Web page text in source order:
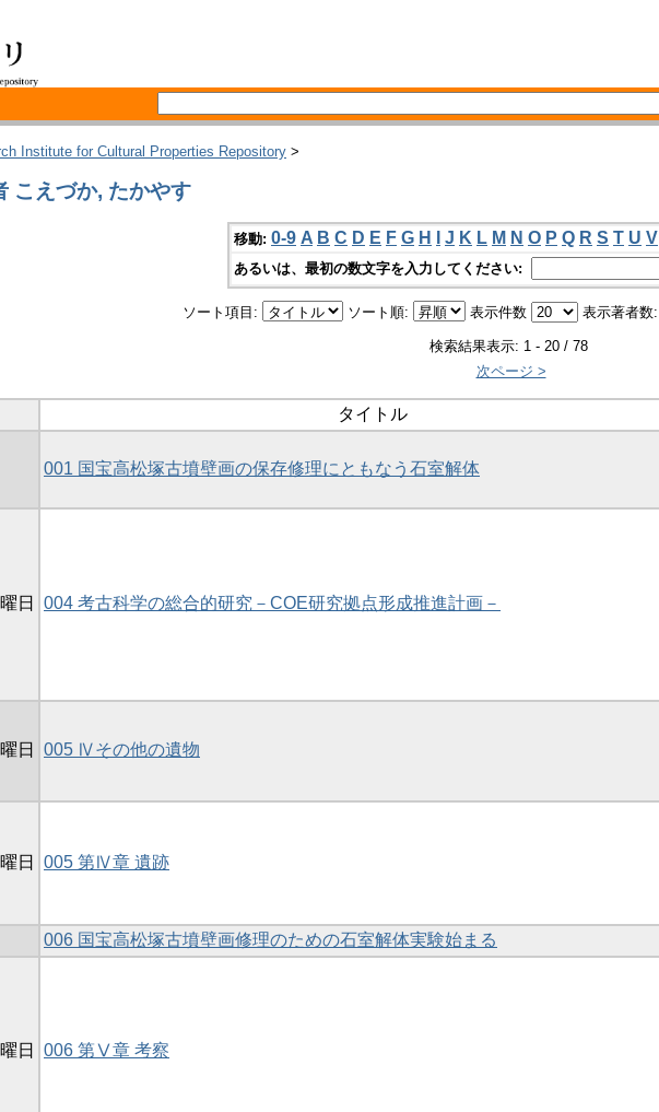
Institute for Cultural Properties Repository >
こえづか, たかやす
移動: 0-9 A B C D E F G H J K L M N O P Q R S T U V
あるいは、最初の数文字を入力してください:
ソート項目: ソート順: 表示件数 表示著者数:
検索結果表示: 1 - 20 / 78
次ページ >
タイトル
001 国宝高松塚古墳壁画の保存修理にともなう石室解体
日 004 考古科学の総合的研究－COE研究拠点形成推進計画－
日 005 Ⅳその他の遺物
日 005 第Ⅳ章 遺跡
006 国宝高松塚古墳壁画修理のための石室解体実験始まる
日 006 第Ⅴ章 考察